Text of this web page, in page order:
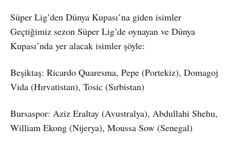
Süper Lig’den Dünya Kupası’na giden isimler
Geçtiğimiz sezon Süper Lig’de oynayan ve Dünya
Kupası’nda yer alacak isimler şöyle:
Beşiktaş: Ricardo Quaresma, Pepe (Portekiz), Domagoj
Vida (Hırvatistan), Tosic (Sırbistan)
Bursaspor: Aziz Eraltay (Avustralya), Abdullahi Shehu,
William Ekong (Nijerya), Moussa Sow (Senegal)